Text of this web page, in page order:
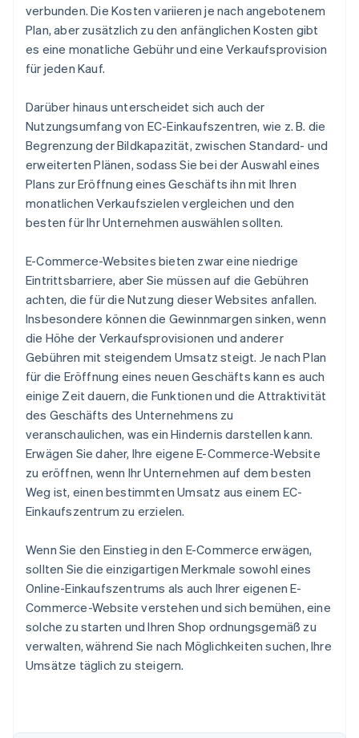
verbunden. Die Kosten variieren je nach angebotenem
Plan, aber zusätzlich zu den anfänglichen Kosten gibt
es eine monatliche Gebühr und eine Verkaufsprovision
für jeden Kauf.
Darüber hinaus unterscheidet sich auch der
Nutzungsumfang von EC-Einkaufszentren, wie z. B. die
Begrenzung der Bildkapazität, zwischen Standard- und
erweiterten Plänen, sodass Sie bei der Auswahl eines
Plans zur Eröffnung eines Geschäfts ihn mit Ihren
monatlichen Verkaufszielen vergleichen und den
besten für Ihr Unternehmen auswählen sollten.
E-Commerce-Websites bieten zwar eine niedrige
Eintrittsbarriere, aber Sie müssen auf die Gebühren
achten, die für die Nutzung dieser Websites anfallen.
Insbesondere können die Gewinnmargen sinken, wenn
die Höhe der Verkaufsprovisionen und anderer
Gebühren mit steigendem Umsatz steigt. Je nach Plan
für die Eröffnung eines neuen Geschäfts kann es auch
einige Zeit dauern, die Funktionen und die Attraktivität
des Geschäfts des Unternehmens zu
veranschaulichen, was ein Hindernis darstellen kann.
Erwägen Sie daher, Ihre eigene E-Commerce-Website
zu eröffnen, wenn Ihr Unternehmen auf dem besten
Weg ist, einen bestimmten Umsatz aus einem EC-
Einkaufszentrum zu erzielen.
Wenn Sie den Einstieg in den E-Commerce erwägen,
sollten Sie die einzigartigen Merkmale sowohl eines
Online-Einkaufszentrums als auch Ihrer eigenen E-
Commerce-Website verstehen und sich bemühen, eine
solche zu starten und Ihren Shop ordnungsgemäß zu
verwalten, während Sie nach Möglichkeiten suchen, Ihre
Umsätze täglich zu steigern.